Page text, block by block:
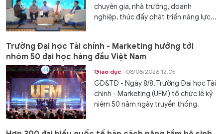
chuyên gia, nhà trường, doanh
nghiệp, thúc đẩy phát triển năng lực...
Trường Đại học Tài chính - Marketing hướng tới
nhóm 50 đại học hàng đầu Việt Nam
Giáo dục 08/08/2026 12:05
GD&TĐ - Ngày 8/8, Trường Đại học Tài
chính - Marketing (UFM) tổ chức lễ kỷ
niệm 50 năm ngày truyền thống.